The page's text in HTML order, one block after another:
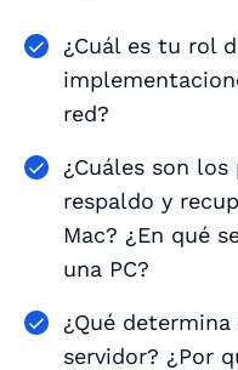
¿Cuál es tu rol
red?
¿Cuáles son
respaldo y
Mac? ¿En qué
una PC?
¿Qué
servidor? ¿Por